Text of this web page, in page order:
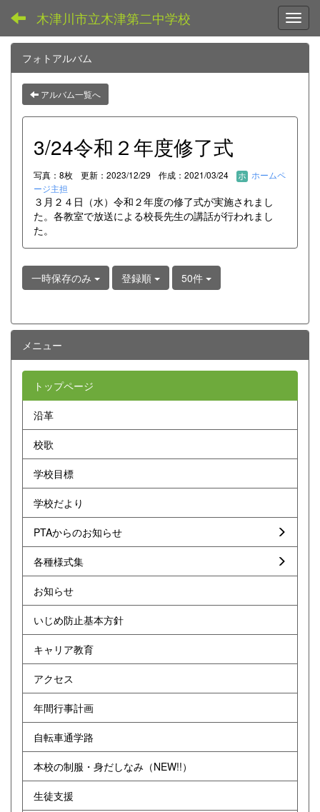
木津川市立木津第二中学校
フォトアルバム
アルバム一覧へ
3/24令和２年度修了式
写真：8枚 更新：2023/12/29 作成：2021/03/24
ホームペ
ージ主担
３月２４日（水）令和２年度の修了式が実施されまし
た。各教室で放送による校長先生の講話が行われまし
た。
一時保存のみ 登録順 50件
メニュー
トップページ
沿革
校歌
学校目標
学校だより
PTAからのお知らせ
各種様式集
お知らせ
いじめ防止基本方針
キャリア教育
アクセス
年間行事計画
自転車通学路
本校の制服・身だしなみ（NEW!!）
生徒支援